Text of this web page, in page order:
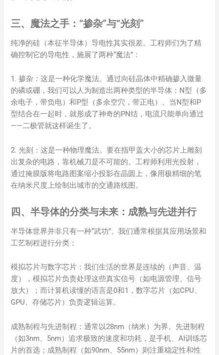
三、魔法之手：“掺杂”与“光刻”
纯净的硅（本征半导体）导电性其实很差。工程师们为了精
确控制它的导电性，施展了两种“魔法”：
1. 掺杂：这是一种化学魔法。通过向硅晶体中精确掺入微量
的磷或硼，我们可以人为制造出两种类型的半导体：N型（多
余电子，带负电）和P型（多余空穴，带正电）。当N型和P
型结合在一起时，就形成了神奇的PN结，电流只能单向通过
——二极管就这样诞生了。
2. 光刻：这是一种物理魔法。要在指甲盖大小的芯片上雕刻
出复杂的电路，靠机械刀是不可能的。工程师利用光投射，
通过掩膜版将电路图案缩小投影在晶圆上，像用极精细的笔
在纳米尺度上绘制出城市的交通路线图。
四、半导体的分类与未来：成熟与先进并行
半导体世界并非只有一种“武功”。我们通常根据其应用场景和
工艺制程进行分类：
模拟芯片与数字芯片：我们生活的世界是连续的（声音、温
度），模拟芯片负责处理这些真实信号（如电源管理、信号
放大）；而计算机读懂的语言是0和1，数字芯片（如CPU、
GPU、存储芯片）负责逻辑运算。
成熟制程与先进制程：通常以28nm（纳米）为界。先进制程
（如3nm、5nm）追求极致的速度和功耗，是手机、AI训练芯
片的首选；成熟制程（如90nm、55nm）则注重稳定性和性